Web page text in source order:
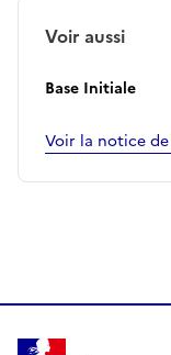
Voir aussi
Base Initiale
Voir la notice